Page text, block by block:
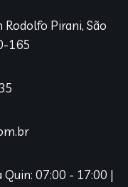
Rodolfo Pirani, São
165
07:00 - 17:00 |